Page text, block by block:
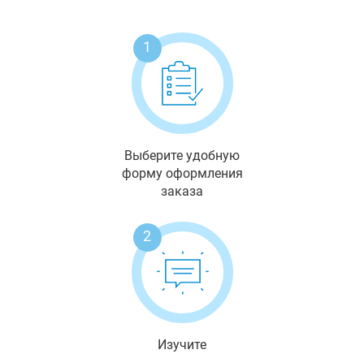
1
Выберите удобную
форму оформления
заказа
2
Изучите